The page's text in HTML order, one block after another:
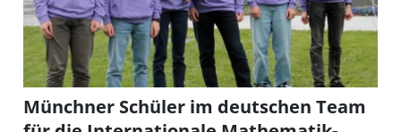
Münchner Schüler im deutschen Team